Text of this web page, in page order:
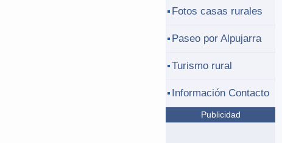
Fotos casas rurales
Paseo por Alpujarra
Turismo rural
Información Contacto
Publicidad